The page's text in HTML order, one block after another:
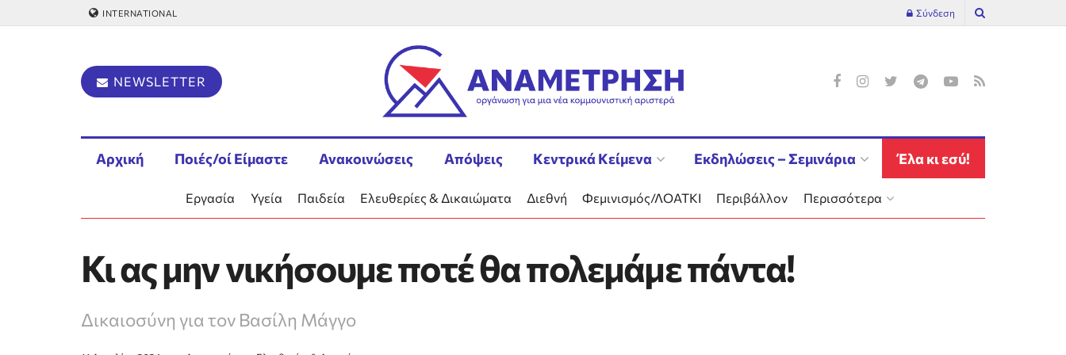
INTERNATIONAL Σύνδεση
NEWSLETTER
Αρχική Ποιές/οί Είμαστε Ανακοινώσεις Απόψεις Κεντρικά Κείμενα Εκδηλώσεις – Σεμινάρια Έλα κι εσύ!
Εργασία Υγεία Παιδεία Ελευθερίες & Δικαιώματα Διεθνή Φεμινισμός/ΛΟΑΤΚΙ Περιβάλλον Περισσότερα
Κι ας μην νικήσουμε ποτέ θα πολεμάμε πάντα!
Δικαιοσύνη για τον Βασίλη Μάγγο